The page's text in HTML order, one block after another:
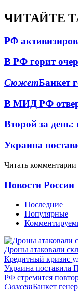
ЧИТАЙТЕ
РФ
В РФ горит
СюжетБанкет
В МИД РФ
Второй за день:
Украина
Читать комментарии
Новости России
Последние
Популярные
Дроны атаковали
Кредитный кризис
Украина
РФ стремится
СюжетБанкет